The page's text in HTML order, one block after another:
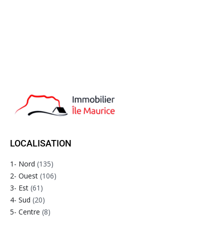
LOCALISATION
1- Nord (135)
2- Ouest (106)
3- Est (61)
4- Sud (20)
5- Centre (8)